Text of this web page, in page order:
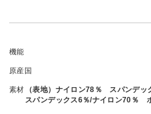
機能
原産国
素材
（表地）ナイロン78％ スパンデ
スパンデックス6％/ナイロン70％